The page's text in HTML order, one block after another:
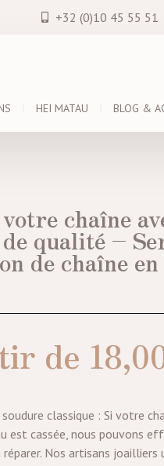
+32 (0)10 45 55 51
HEI MATAU BLOG &
chaîne
qualité –
de chaîne
de
classique : Si votre
est cassée, nous pouvons
réparer. Nos artisans